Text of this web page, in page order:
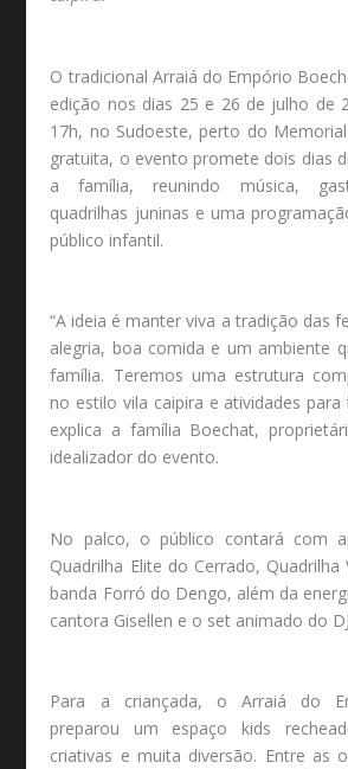
O tradicional Arraiá do Empório
edição nos dias 25 e 26 de julho de
17h, no Sudoeste, perto do
gratuita, o evento promete dois dias
a família, reunindo música,
quadrilhas juninas e uma
público infantil.
“A ideia é manter viva a tradição das
alegria, boa comida e um ambiente
família. Teremos uma estrutura
no estilo vila caipira e atividades para
explica a família Boechat,
idealizador do evento.
No palco, o público contará com
Quadrilha Elite do Cerrado, Quadrilha
banda Forró do Dengo, além da
cantora Gisellen e o set animado do
Para a criançada, o Arraiá do
preparou um espaço kids
criativas e muita diversão. Entre as